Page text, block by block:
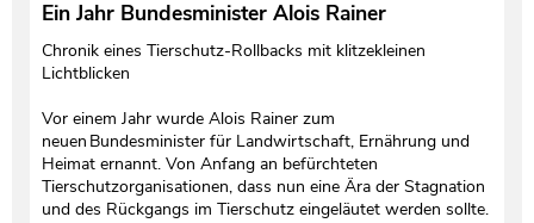
Ein Jahr Bundesminister Alois Rainer
Chronik eines Tierschutz-Rollbacks mit klitzekleinen
Lichtblicken
Vor einem Jahr wurde Alois Rainer zum
neuen Bundesminister für Landwirtschaft, Ernährung und
Heimat ernannt. Von Anfang an befürchteten
Tierschutzorganisationen, dass nun eine Ära der Stagnation
und des Rückgangs im Tierschutz eingeläutet werden sollte.
Testament und Nachlass
Netzwerk- und Kooperationspartner